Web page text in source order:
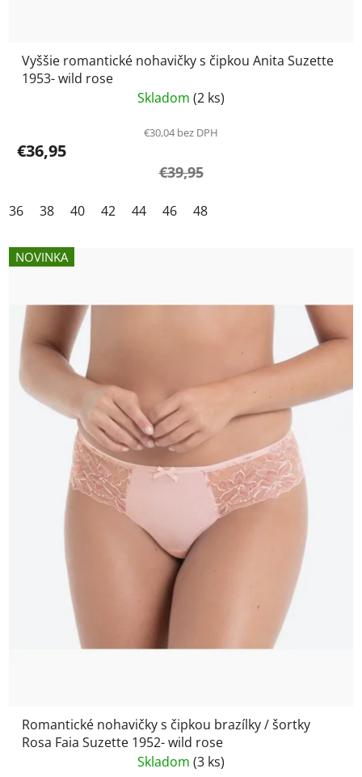
Vyššie romantické nohavičky s čipkou Anita Suzette
1953- wild rose
Skladom (2 ks)
€30,04 bez DPH
€36,95
€39,95
36 38 40 42 44 46 48
NOVINKA
Romantické nohavičky s čipkou brazílky / šortky
Rosa Faia Suzette 1952- wild rose
Skladom (3 ks)